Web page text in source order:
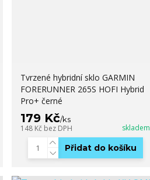
Tvrzené hybridní sklo GARMIN
FORERUNNER 265S HOFI Hybrid
Pro+ černé
179 Kč/ks
148 Kč bez DPH skladem
Přidat do košíku